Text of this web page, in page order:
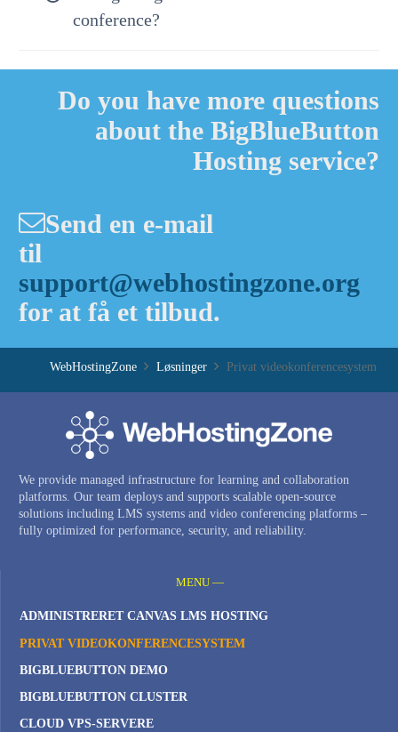
conference?
Do you have more questions
about the BigBlueButton
Hosting service?
Send en e-mail
til
support@webhostingzone.org
for at få et tilbud.
WebHostingZone Løsninger Privat videokonferencesystem
We provide managed infrastructure for learning and collaboration
platforms. Our team deploys and supports scalable open-source
solutions including LMS systems and video conferencing platforms –
fully optimized for performance, security, and reliability.
MENU —
ADMINISTRERET CANVAS LMS HOSTING
PRIVAT VIDEOKONFERENCESYSTEM
BIGBLUEBUTTON DEMO
BIGBLUEBUTTON CLUSTER
CLOUD VPS-SERVERE